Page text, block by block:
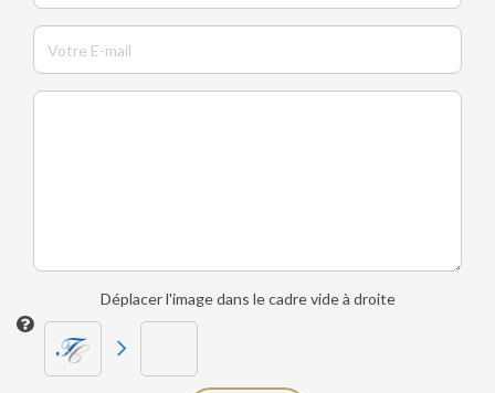
Déplacer l'image dans le cadre vide à droite